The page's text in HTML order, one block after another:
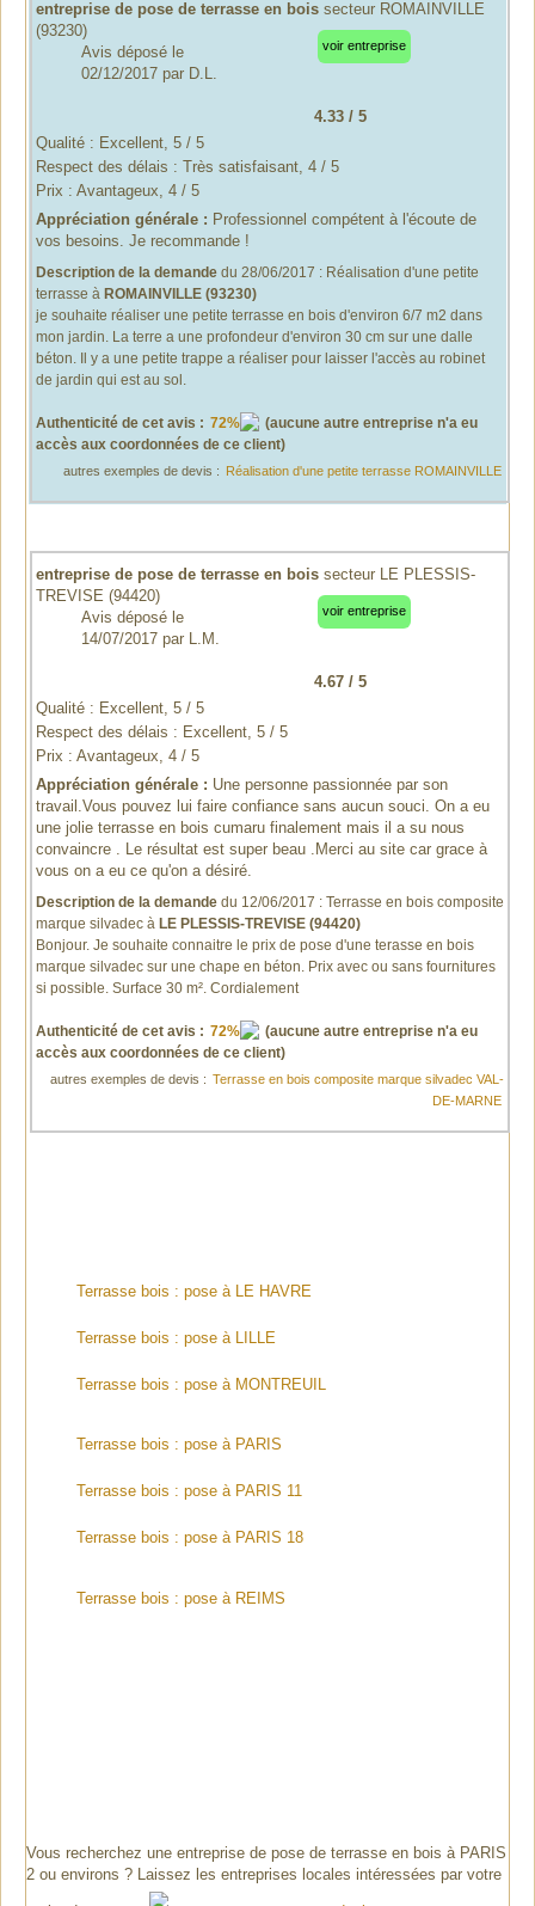
entreprise de pose de terrasse en bois secteur ROMAINVILLE
(93230)
voir entreprise
Avis déposé le
02/12/2017par D.L.
4.33/ 5
Qualité : Excellent, 5 / 5
Respect des délais : Très satisfaisant, 4 / 5
Prix : Avantageux, 4 / 5
Appréciation générale : Professionnel compétent à l'écoute de
vos besoins. Je recommande !
Description de la demande du 28/06/2017 : Réalisation d'une petite
terrasse à ROMAINVILLE (93230)
je souhaite réaliser une petite terrasse en bois d'environ 6/7 m2 dans
mon jardin. La terre a une profondeur d'environ 30 cm sur une dalle
béton. Il y a une petite trappe a réaliser pour laisser l'accès au robinet
de jardin qui est au sol.
Authenticité de cet avis : 72%
(aucune autre entreprise n'a eu
accès aux coordonnées de ce client)
autres exemples de devis : Réalisation d'une petite terrasse ROMAINVILLE
entreprise de pose de terrasse en bois secteur LE PLESSIS-
TREVISE (94420)
voir entreprise
Avis déposé le
14/07/2017par L.M.
4.67/ 5
Qualité : Excellent, 5 / 5
Respect des délais : Excellent, 5 / 5
Prix : Avantageux, 4 / 5
Appréciation générale : Une personne passionnée par son
travail.Vous pouvez lui faire confiance sans aucun souci. On a eu
une jolie terrasse en bois cumaru finalement mais il a su nous
convaincre . Le résultat est super beau .Merci au site car grace à
vous on a eu ce qu'on a désiré.
Description de la demande du 12/06/2017 : Terrasse en bois composite
marque silvadec à LE PLESSIS-TREVISE (94420)
Bonjour. Je souhaite connaitre le prix de pose d'une terasse en bois
marque silvadec sur une chape en béton. Prix avec ou sans fournitures
si possible. Surface 30 m². Cordialement
Authenticité de cet avis : 72%
(aucune autre entreprise n'a eu
accès aux coordonnées de ce client)
autres exemples de devis : Terrasse en bois composite marque silvadec VAL-
DE-MARNE
Terrasse bois : pose à LE HAVRE
Terrasse bois : pose à LILLE
Terrasse bois : pose à MONTREUIL
Terrasse bois : pose à PARIS
Terrasse bois : pose à PARIS 11
Terrasse bois : pose à PARIS 18
Terrasse bois : pose à REIMS
Vous recherchez une entreprise de pose de terrasse en bois à PARIS
2 ou environs ? Laissez les entreprises locales intéressées par votre